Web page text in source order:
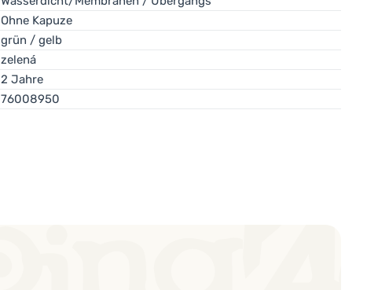
Ohne Kapuze
grün / gelb
zelená
2 Jahre
76008950